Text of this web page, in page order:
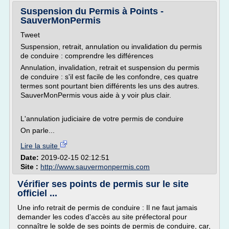
Suspension du Permis à Points -
SauverMonPermis
Tweet
Suspension, retrait, annulation ou invalidation du permis
de conduire : comprendre les différences
Annulation, invalidation, retrait et suspension du permis
de conduire : s'il est facile de les confondre, ces quatre
termes sont pourtant bien différents les uns des autres.
SauverMonPermis vous aide à y voir plus clair.
L'annulation judiciaire de votre permis de conduire
On parle...
Lire la suite
Date: 2019-02-15 02:12:51
Site : http://www.sauvermonpermis.com
Vérifier ses points de permis sur le site
officiel ...
Une info retrait de permis de conduire : Il ne faut jamais
demander les codes d'accès au site préfectoral pour
connaître le solde de ses points de permis de conduire, car,